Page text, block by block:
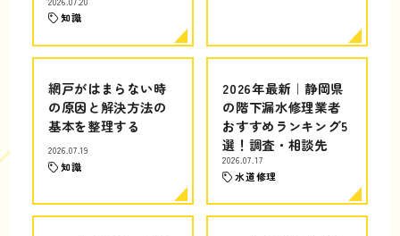
知識
網戸がはまらない時
の原因と解決方法の
基本を整理する
2026.07.19
知識
2026年最新｜静岡県
の階下漏水修理業者
おすすめランキング5
選！調査・相談先
2026.07.17
水道修理